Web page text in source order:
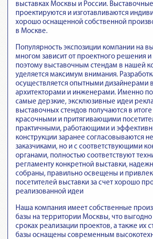
выставках Москвы и России.
проектируются и изготавливаются
хорошо оснащенной собственной
в Москве.
Популярность экспозиции компании на
многом зависит от проектного решения и
поэтому выставочным стендам в нашей
уделяется максимум внимания.
осуществляется опытными дизайнерами
архитекторами и инженерами. Именно
самые дерзкие, эксклюзивные идеи
выставочных стендов получаются в
красочными и притягивающими
практичными, работающими и
конструкции заранее согласовываются
заказчиками, но и с соответствующими
органами, полностью соответствуют
регламенту конкретной выставки,
собраны, правильно освещены и
посетителей выставки за счет хорошо
реализованной идеи
Наша компания имеет собственные
базы на территории Москвы, что выгодно
сроках реализации проектов, а также их
базы оснащены современным